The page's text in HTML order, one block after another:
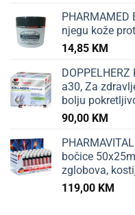
PHARMAMED
njegu kože
14,85 KM
a30, Za
bolju
90,00 KM
bočice
zglobova,
119,00 KM